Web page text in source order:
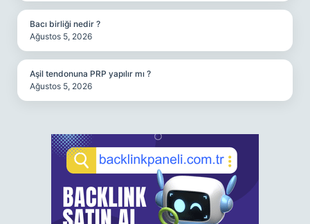
Bacı birliği nedir ?
Ağustos 5, 2026
Aşil tendonuna PRP yapılır mı ?
Ağustos 5, 2026